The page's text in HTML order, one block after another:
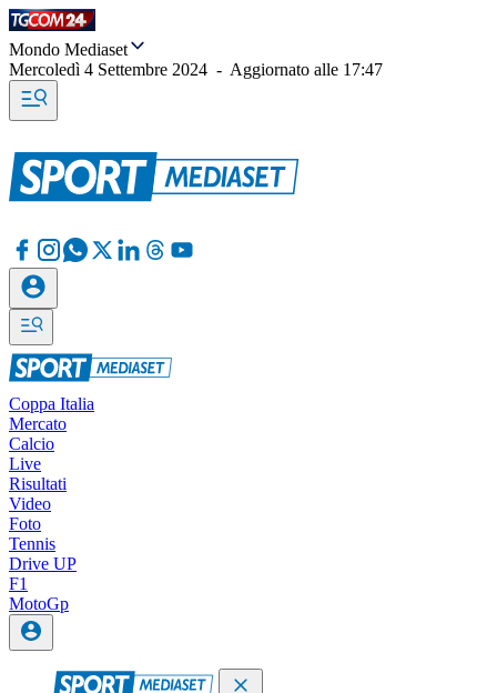
Mondo Mediaset
Mercoledì 4 Settembre 2024 - Aggiornato alle 17:47
Coppa Italia
Mercato
Calcio
Live
Risultati
Video
Foto
Tennis
Drive UP
F1
MotoGp